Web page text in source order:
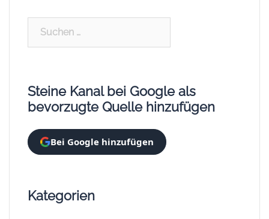
Steine Kanal bei Google als
bevorzugte Quelle hinzufügen
Bei Google hinzufügen
Kategorien